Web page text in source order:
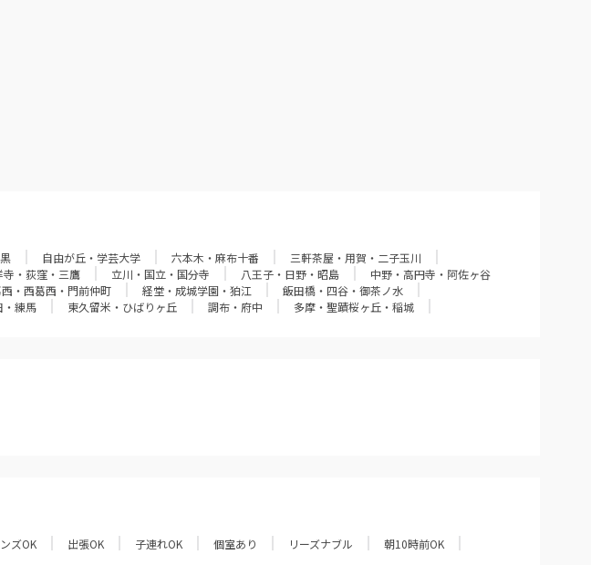
自由が丘・学芸大学 六本木・麻布十番
三軒茶屋・用賀・二子玉川
寺・荻窪・三鷹 立川・国立・国分寺 八王子・日野・昭島
中野・高円寺・阿佐ヶ谷
・西葛西・門前仲町 経堂・成城学園・狛江
飯田橋・四谷・御茶ノ水
・練馬 東久留米・ひばりヶ丘 調布・府中 多摩・聖蹟桜ヶ丘・稲城
ズOK 出張OK 子連れOK 個室あり リーズナブル
朝10時前OK